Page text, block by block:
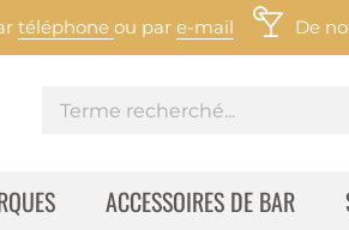
téléphone ou par e-mail De
ACCESSOIRES DE BAR